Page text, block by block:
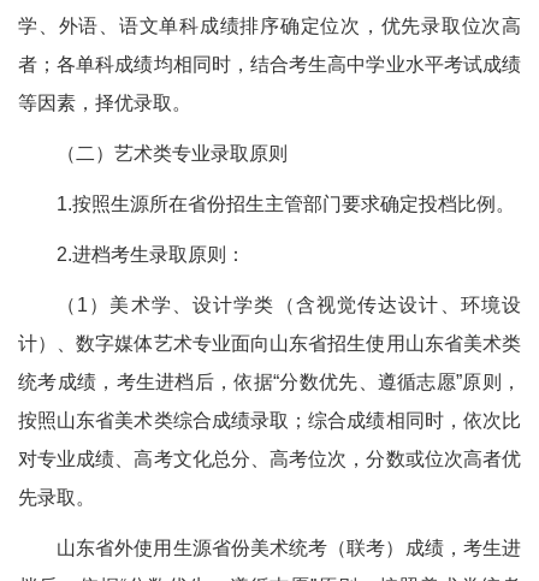
学、外语、语文单科成绩排序确定位次，优先录取位次高
者；各单科成绩均相同时，结合考生高中学业水平考试成绩
等因素，择优录取。
（二）艺术类专业录取原则
1.按照生源所在省份招生主管部门要求确定投档比例。
2.进档考生录取原则：
（1）美术学、设计学类（含视觉传达设计、环境设
计）、数字媒体艺术专业面向山东省招生使用山东省美术类
统考成绩，考生进档后，依据“分数优先、遵循志愿”原则，
按照山东省美术类综合成绩录取；综合成绩相同时，依次比
对专业成绩、高考文化总分、高考位次，分数或位次高者优
先录取。
山东省外使用生源省份美术统考（联考）成绩，考生进